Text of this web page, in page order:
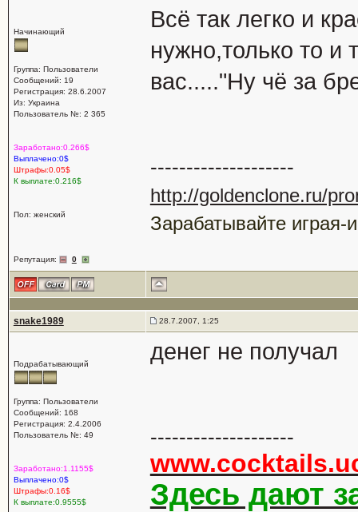
Начинающий
Группа: Пользователи
Сообщений: 19
Регистрация: 28.6.2007
Из: Украина
Пользователь №: 2 365
Заработано:0.266$
Выплачено:0$
Штрафы:0.05$
К выплате:0.216$
Пол: женский
Репутация: 0
Всё так легко и
нужно,только то и
вас....."Ну чё за
--------------------
http://goldenclone.ru/
Зарабатывайте играя-
snake1989 28.7.2007, 1:25
Подрабатывающий
Группа: Пользователи
Сообщений: 168
Регистрация: 2.4.2006
Пользователь №: 49
Заработано:1.1155$
Выплачено:0$
Штрафы:0.16$
К выплате:0.9555$
денег не получал
--------------------
Здесь дают